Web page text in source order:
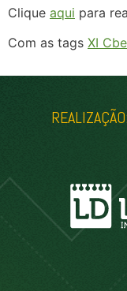
Clique aqui para
Com as tags XI
REALIZAÇÃO: